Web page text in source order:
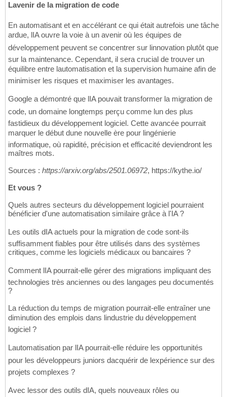
Lavenir de la migration de code
En automatisant et en accélérant ce qui était autrefois une tâche
ardue, lIA ouvre la voie à un avenir où les équipes de
développement peuvent se concentrer sur linnovation plutôt que
sur la maintenance. Cependant, il sera crucial de trouver un
équilibre entre lautomatisation et la supervision humaine afin de
minimiser les risques et maximiser les avantages.
Google a démontré que lIA pouvait transformer la migration de
code, un domaine longtemps perçu comme lun des plus
fastidieux du développement logiciel. Cette avancée pourrait
marquer le début dune nouvelle ère pour lingénierie
informatique, où rapidité, précision et efficacité deviendront les
maîtres mots.
Sources : https://arxiv.org/abs/2501.06972, https://kythe.io/
Et vous ?
Quels autres secteurs du développement logiciel pourraient
bénéficier d'une automatisation similaire grâce à l'IA ?
Les outils dIA actuels pour la migration de code sont-ils
suffisamment fiables pour être utilisés dans des systèmes
critiques, comme les logiciels médicaux ou bancaires ?
Comment lIA pourrait-elle gérer des migrations impliquant des
technologies très anciennes ou des langages peu documentés
?
La réduction du temps de migration pourrait-elle entraîner une
diminution des emplois dans lindustrie du développement
logiciel ?
Lautomatisation par lIA pourrait-elle réduire les opportunités
pour les développeurs juniors dacquérir de lexpérience sur des
projets complexes ?
Avec lessor des outils dIA, quels nouveaux rôles ou